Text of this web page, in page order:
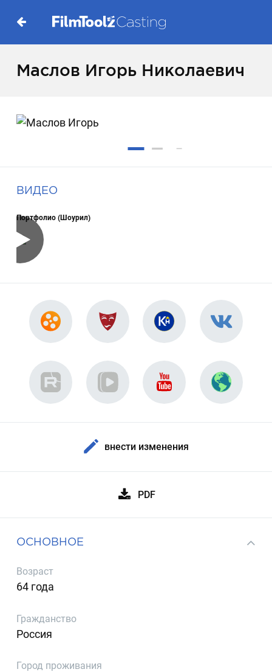
Маслов Игорь Николаевич
ВИДЕО
Портфолио (Шоурил)
внести изменения
PDF
ОСНОВНОЕ
Возраст
64 года
Гражданство
Россия
Город проживания